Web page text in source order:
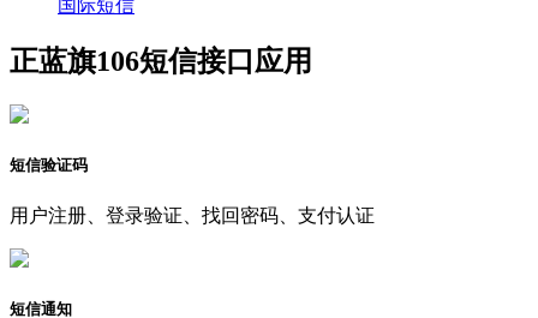
国际短信
正蓝旗106短信接口应用
短信验证码
用户注册、登录验证、找回密码、支付认证
短信通知